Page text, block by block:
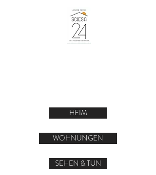
HEIM
WOHNUNGEN
SEHEN & TUN